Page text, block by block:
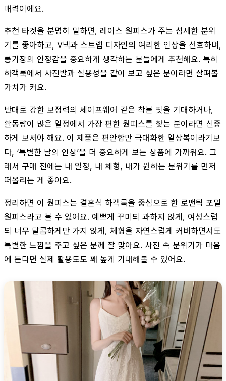
매력이에요.
추천 타겟을 분명히 말하면, 레이스 원피스가 주는 섬세한 분위
기를 좋아하고, V넥과 스트랩 디자인의 여리한 인상을 선호하며,
롱기장의 안정감을 중요하게 생각하는 분들에게 추천해요. 특히
하객룩에서 사진발과 실용성을 같이 보고 싶은 분이라면 살펴볼
가치가 커요.
반대로 강한 보정력의 셰이프웨어 같은 착붙 핏을 기대하거나,
활동량이 많은 일정에서 가장 편한 원피스를 찾는 분이라면 신중
하게 보셔야 해요. 이 제품은 편안함만 극대화한 일상복이라기보
다, ‘특별한 날의 인상’을 더 중요하게 보는 상품에 가까워요. 그
래서 구매 전에는 내 일정, 내 체형, 내가 원하는 분위기를 먼저
떠올리는 게 좋아요.
정리하면 이 원피스는 결혼식 하객룩을 중심으로 한 로맨틱 포멀
원피스라고 볼 수 있어요. 예쁘게 꾸미되 과하지 않게, 여성스럽
되 너무 달콤하게만 가지 않게, 체형을 자연스럽게 커버하면서도
특별한 느낌을 주고 싶은 분께 잘 맞아요. 사진 속 분위기가 마음
에 든다면 실제 활용도도 꽤 높게 기대해볼 수 있어요.